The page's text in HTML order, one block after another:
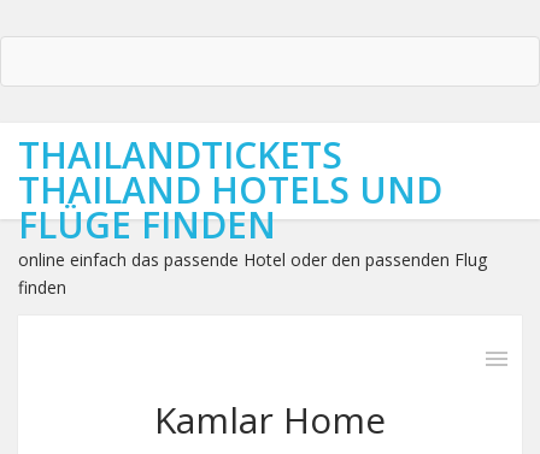
THAILANDTICKETS
THAILAND HOTELS UND
FLÜGE FINDEN
online einfach das passende Hotel oder den passenden Flug
finden
Kamlar Home